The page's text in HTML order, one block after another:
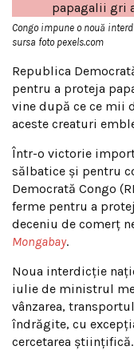
Congo impune o nouă
sursa foto pexels.com
Republica
pentru a proteja
vine după ce ce mii
aceste creaturi
Într-o victorie
sălbatice și pentru
Democrată Congo
ferme pentru a
deceniu de comerț
Mongabay.
Noua interdicție
iulie de ministrul
vânzarea,
îndrăgite, cu
cercetarea științifică.